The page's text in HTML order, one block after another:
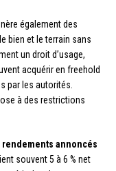
également des
bien et le terrain sans
un droit d’usage,
acquérir en freehold
par les autorités.
à des restrictions
rendements annoncés
souvent 5 à 6 % net